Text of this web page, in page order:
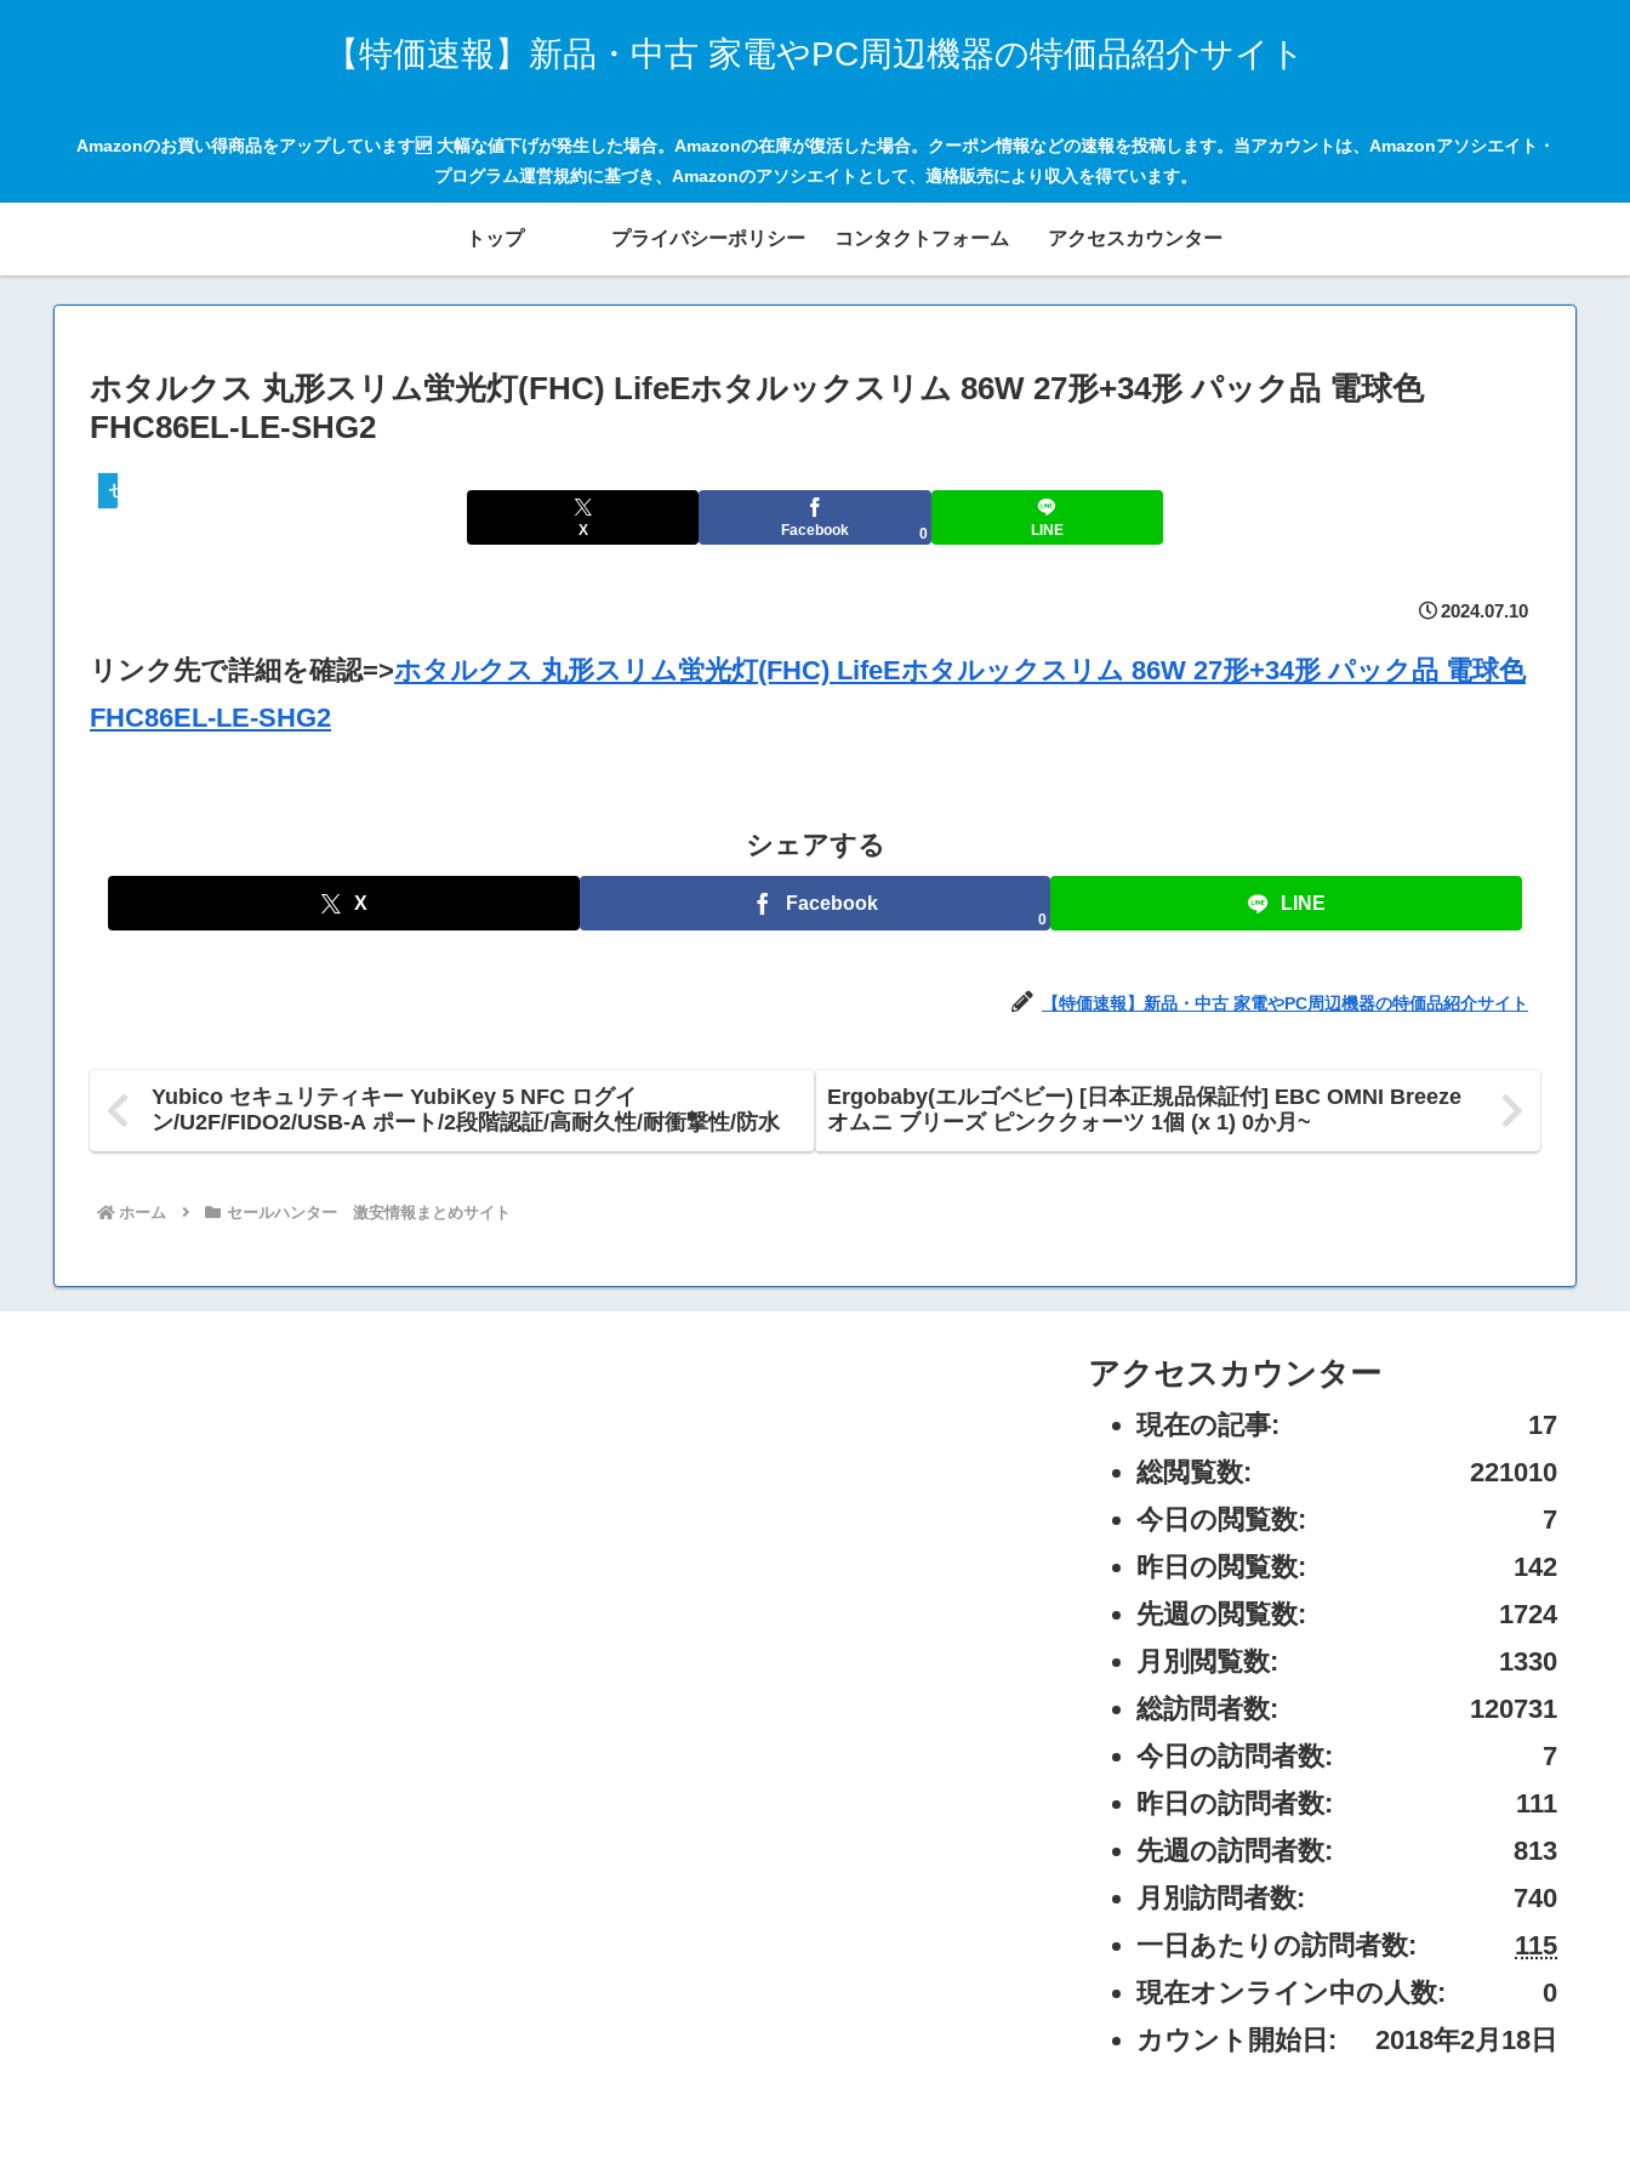
【特価速報】新品・中古 家電やPC周辺機器の特価品紹介サイト
Amazonのお買い得商品をアップしています🆙 大幅な値下げが発生した場合。Amazonの在庫が復活した場合。クーポン情報などの速報を投稿します。当アカウントは、Amazonアソシエイト・
プログラム運営規約に基づき、Amazonのアソシエイトとして、適格販売により収入を得ています。
トップ プライバシーポリシー コンタクトフォーム アクセスカウンター
ホタルクス 丸形スリム蛍光灯(FHC) LifeEホタルックスリム 86W 27形+34形 パック品 電球色
FHC86EL-LE-SHG2
セールハンター 激安情報まとめサイト
X Facebook 0 LINE
2024.07.10
リンク先で詳細を確認=>ホタルクス 丸形スリム蛍光灯(FHC) LifeEホタルックスリム 86W 27形+34形 パック品 電球色
FHC86EL-LE-SHG2
シェアする
X Facebook
0
LINE
【特価速報】新品・中古 家電やPC周辺機器の特価品紹介サイト
Yubico セキュリティキー YubiKey 5 NFC ログイ
ン/U2F/FIDO2/USB-A ポート/2段階認証/高耐久性/耐衝撃性/防水
Ergobaby(エルゴベビー) [日本正規品保証付] EBC OMNI Breeze
オムニ ブリーズ ピンククォーツ 1個 (x 1) 0か月~
ホーム セールハンター 激安情報まとめサイト
アクセスカウンター
17
現在の記事:
221010
総閲覧数:
7
今日の閲覧数:
142
昨日の閲覧数:
1724
先週の閲覧数:
1330
月別閲覧数:
120731
総訪問者数:
7
今日の訪問者数:
111
昨日の訪問者数:
813
先週の訪問者数:
740
月別訪問者数:
115
一日あたりの訪問者数:
0
現在オンライン中の人数:
2018年2月18日
カウント開始日: